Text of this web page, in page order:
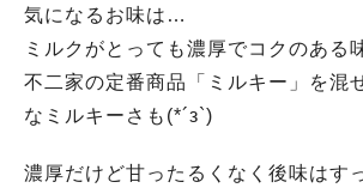
気になるお味は…
ミルクがとっても濃厚でコクのある
不二家の定番商品「ミルキー」を混
なミルキーさも(*´з`)
濃厚だけど甘ったるくなく後味はす